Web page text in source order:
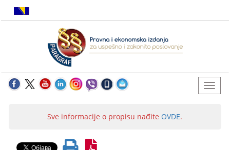
Sve informacije o propisu nađite OVDE.